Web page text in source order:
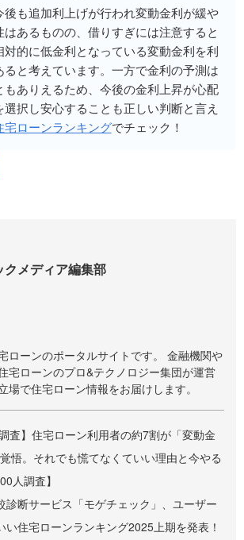
も追加利上げが行われ変動金利が緩や
あるものの、借りすぎには注意すると
的に低金利となっている変動金利を利
ると考えています。一方で金利の予測は
ありえるため、今後の金利上昇が心配
択し安心することも正しい判断と言え
宅ローンランキングでチェック！
メディア編集部
ローンのポータルサイトです。 金融機関や
宅ローンのプロ&テクノロジー集団が運営
場で住宅ローン情報をお届けします。
査】住宅ローン利用者の約7割が「変動金
悟。それでも慌てなくていい理由と今やる
人調査】
診断サービス「モゲチェック」、ユーザー
い住宅ローンランキング2025上期を発表！